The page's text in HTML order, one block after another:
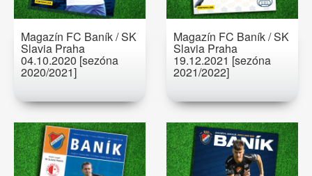
Magazín FC Baník / SK
Slavia Praha
04.10.2020 [sezóna
2020/2021]
Magazín FC Baník / SK
Slavia Praha
19.12.2021 [sezóna
2021/2022]